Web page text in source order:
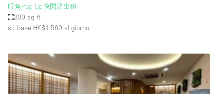
Appartamento/loft
Atelier / Laboratorio
Camion
Container
Fiera/festival
旺角Pop-Up快閃店出租
200 sq ft
su base HK$1,560 al giorno